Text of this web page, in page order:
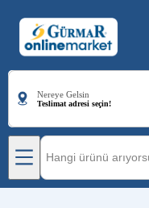
Nereye Gelsin
Teslimat adresi seçin!